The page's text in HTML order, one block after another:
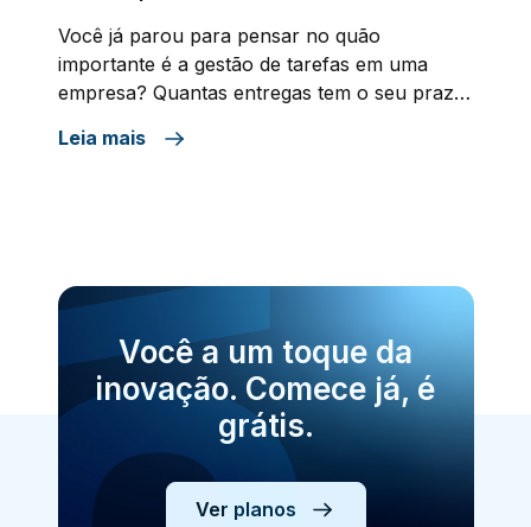
Você já parou para pensar no quão
importante é a gestão de tarefas em uma
empresa? Quantas entregas tem o seu prazo
responsáveis não são acionadas a tempo, por
Leia mais
Você a um toque da
inovação. Comece já, é
grátis.
Ver planos